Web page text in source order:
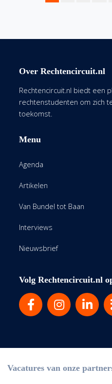
Over Rechtencircuit.nl
Rechtencircuit.nl biedt een
rechtenstudenten om zich
toekomst.
Menu
Agenda
Artikelen
Van Bundel tot Baan
Interviews
Nieuwsbrief
Volg Rechtencircuit.nl
Vacatures van onze